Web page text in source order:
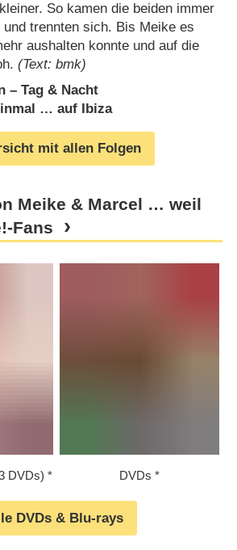
So kamen die beiden immer
trennten sich. Bis Meike es
aushalten konnte und auf die
(Text: bmk)
– Tag & Nacht
… auf Ibiza
mit allen Folgen
Meike & Marcel … weil
Fans
DVDs) DVDs
DVDs & Blu-rays